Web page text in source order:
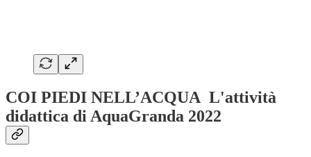
COI PIEDI NELL’ACQUA L'attività
didattica di AquaGranda 2022